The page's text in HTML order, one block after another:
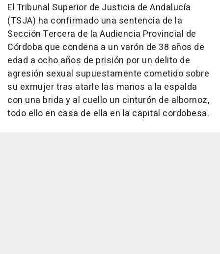
El Tribunal Superior de Justicia de Andalucía
(TSJA) ha confirmado una sentencia de la
Sección Tercera de la Audiencia Provincial de
Córdoba que condena a un varón de 38 años de
edad a ocho años de prisión por un delito de
agresión sexual supuestamente cometido sobre
su exmujer tras atarle las manos a la espalda
con una brida y al cuello un cinturón de albornoz,
todo ello en casa de ella en la capital cordobesa.